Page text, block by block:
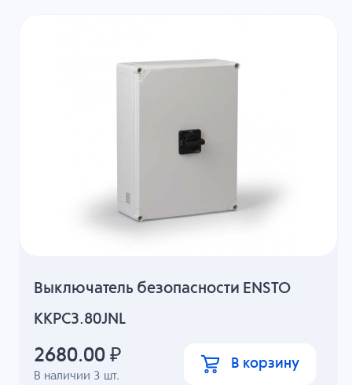
Выключатель безопасности ENSTO
KKPC3.80JNL
В наличии 3 шт.
2680.00 ₽ В корзину